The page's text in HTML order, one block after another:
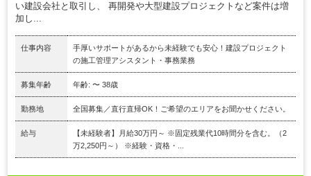
い建設会社と取引し、 再開発や大型建設プロジェクトなど案件は増
加し...
仕事内容
手厚いサポートがあるから未経験でも安心！建設プロジェクト
の施工管理アシスタント・事務業務
募集年齢 年齢: 〜 38歳
勤務地 全国募集／直行直帰OK！ご希望のエリアをお聞かせください。
給与
【未経験者】月給30万円～ ※固定残業代10時間分を含む。（2
万2,250円～） ※経験・資格・...